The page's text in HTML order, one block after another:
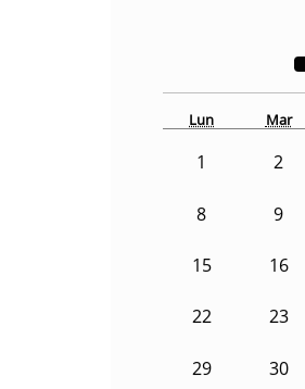
Lun Mar
1 2
8 9
15 16
22 23
29 30